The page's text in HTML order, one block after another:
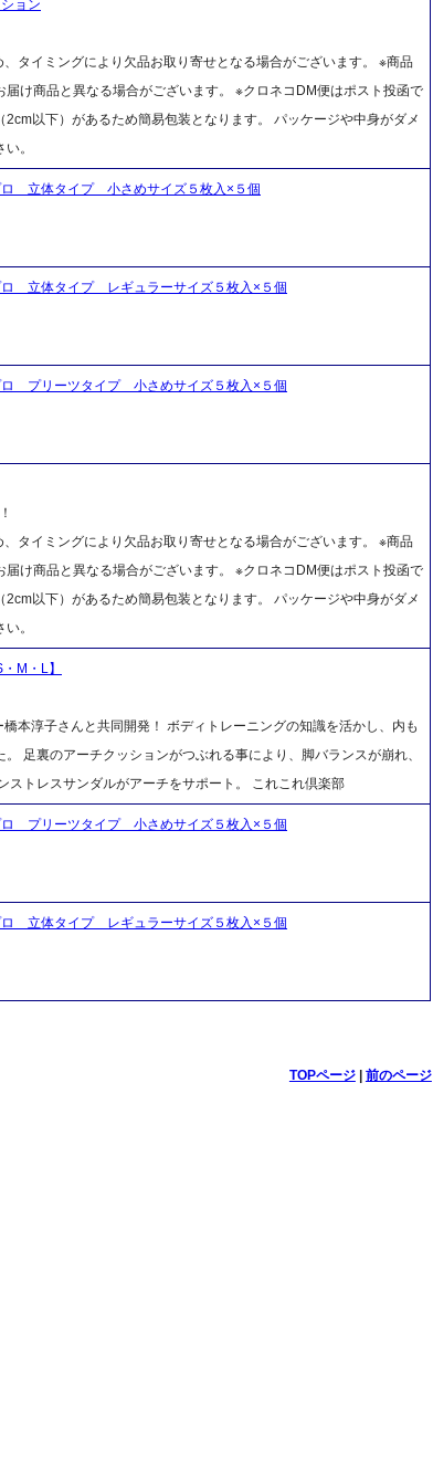
ョン
タイミングにより欠品お取り寄せとなる場合がございます。 ※商品
け商品と異なる場合がございます。 ※クロネコDM便はポスト投函で
以下）があるため簡易包装となります。 パッケージや中身がダメ
。
立体タイプ 小さめサイズ５枚入×５個
立体タイプ レギュラーサイズ５枚入×５個
プリーツタイプ 小さめサイズ５枚入×５個
タイミングにより欠品お取り寄せとなる場合がございます。 ※商品
け商品と異なる場合がございます。 ※クロネコDM便はポスト投函で
以下）があるため簡易包装となります。 パッケージや中身がダメ
。
M・L】
本淳子さんと共同開発！ ボディトレーニングの知識を活かし、内も
足裏のアーチクッションがつぶれる事により、脚バランスが崩れ、
ストレスサンダルがアーチをサポート。 これこれ倶楽部
プリーツタイプ 小さめサイズ５枚入×５個
立体タイプ レギュラーサイズ５枚入×５個
TOPページ| 前のページ